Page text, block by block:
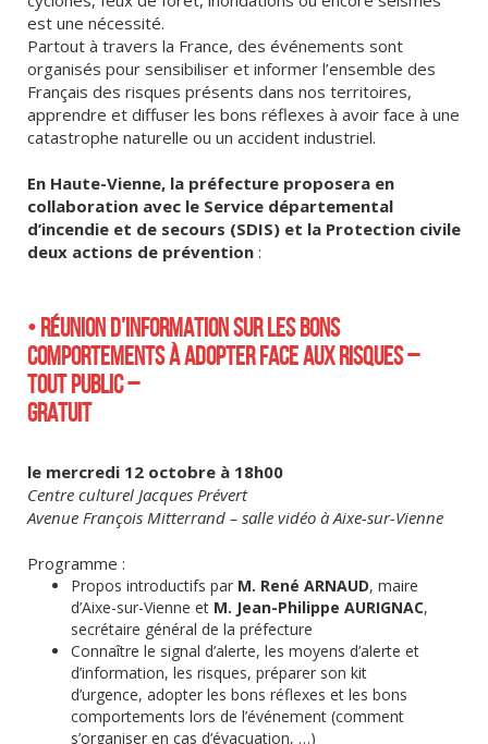
est une nécessité.
Partout à travers la France, des événements sont
organisés pour sensibiliser et informer l’ensemble des
Français des risques présents dans nos territoires,
apprendre et diffuser les bons réflexes à avoir face à une
catastrophe naturelle ou un accident industriel.
En Haute-Vienne, la préfecture proposera en
collaboration avec le Service départemental
d’incendie et de secours (SDIS) et la Protection civile
deux actions de prévention :
• RÉUNION D’INFORMATION SUR LES BONS
COMPORTEMENTS À ADOPTER FACE AUX RISQUES –
TOUT PUBLIC –
GRATUIT
le mercredi 12 octobre à 18h00
Centre culturel Jacques Prévert
Avenue François Mitterrand – salle vidéo à Aixe-sur-Vienne
Programme :
Propos introductifs par M. René ARNAUD, maire
d’Aixe-sur-Vienne et M. Jean-Philippe AURIGNAC,
secrétaire général de la préfecture
Connaître le signal d’alerte, les moyens d’alerte et
d’information, les risques, préparer son kit
d’urgence, adopter les bons réflexes et les bons
comportements lors de l’événement (comment
s’organiser en cas d’évacuation, …)